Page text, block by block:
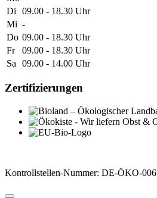
Di
09.00 - 18.30 Uhr
Mi -
Do 09.00 - 18.30 Uhr
Fr
09.00 - 18.30 Uhr
Sa
09.00 - 14.00 Uhr
Zertifizierungen
Kontrollstellen-Nummer: DE-ÖKO-006